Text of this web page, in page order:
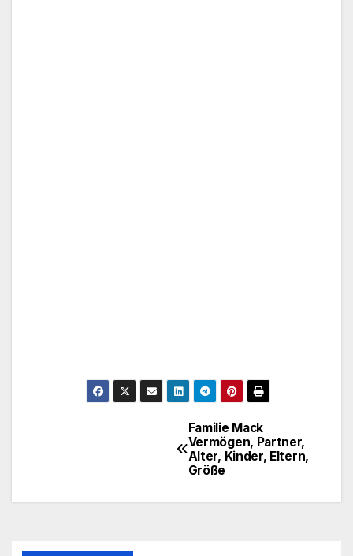
Familie Mack
Vermögen, Partner,
Alter, Kinder, Eltern,
Größe